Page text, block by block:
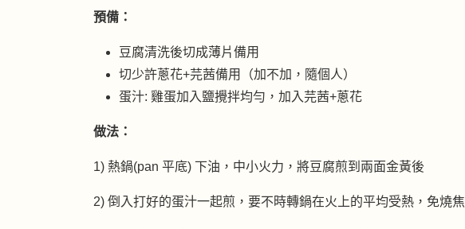
預備：
豆腐清洗後切成薄片備用
切少許蔥花+芫茜備用（加不加，隨個人）
蛋汁: 雞蛋加入鹽攪拌均勻，加入芫茜+蔥花
做法：
1) 熱鍋(pan 平底) 下油，中小火力，將豆腐煎到兩面金黃後
2) 倒入打好的蛋汁一起煎，要不時轉鍋在火上的平均受熱，免燒焦